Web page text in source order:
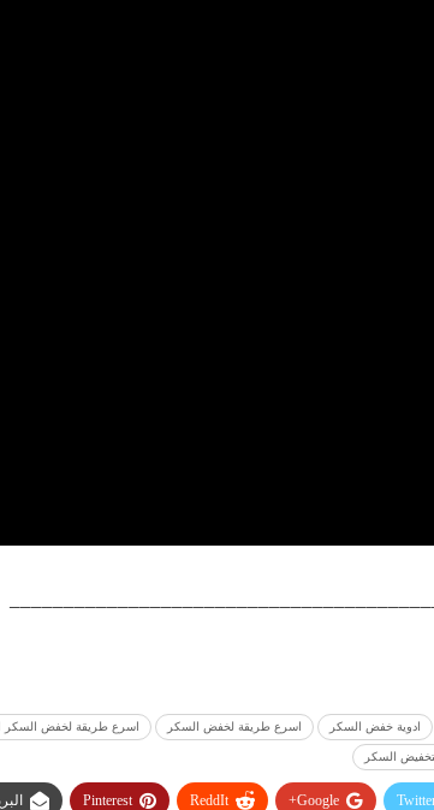
ادوية خفض السكر اسرع طريقة لخفض السكر اسرع طريقة لخفض السكر
السكر
Google+
ReddIt
Pinterest